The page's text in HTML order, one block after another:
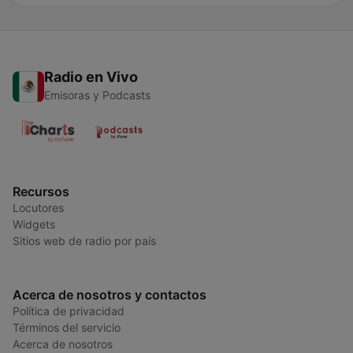
Radio en Vivo
Emisoras y Podcasts
Recursos
Locutores
Widgets
Sitios web de radio por país
Acerca de nosotros y contactos
Política de privacidad
Términos del servicio
Acerca de nosotros